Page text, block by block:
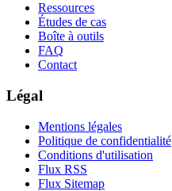
Ressources
Études de cas
Boîte à outils
FAQ
Contact
Légal
Mentions légales
Politique de confidentialité
Conditions d'utilisation
Flux RSS
Flux Sitemap